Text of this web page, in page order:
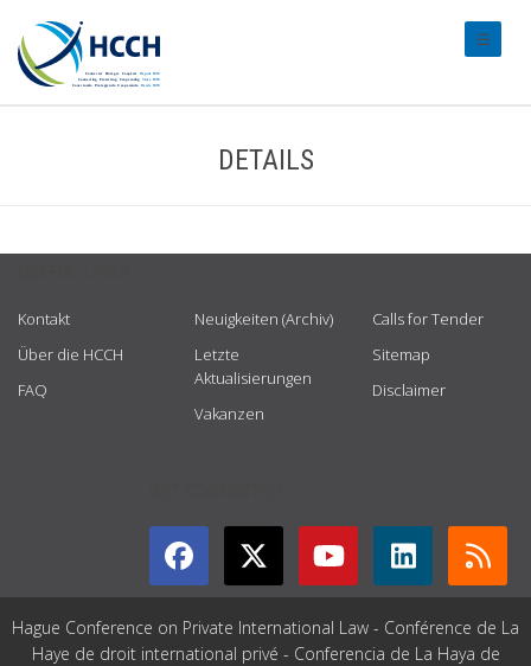
DETAILS
Kontakt
Über die HCCH
FAQ
Neuigkeiten (Archiv)
Letzte
Aktualisierungen
Vakanzen
Calls for Tender
Sitemap
Disclaimer
Hague Conference on Private International Law - Conférence de La
Haye de droit international privé - Conferencia de La Haya de